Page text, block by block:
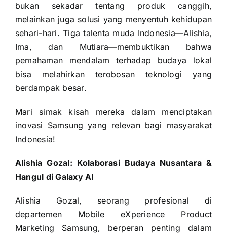
bukan sekadar tentang produk canggih,
melainkan juga solusi yang menyentuh kehidupan
sehari-hari. Tiga talenta muda Indonesia—Alishia,
Ima, dan Mutiara—membuktikan bahwa
pemahaman mendalam terhadap budaya lokal
bisa melahirkan terobosan teknologi yang
berdampak besar.
Mari simak kisah mereka dalam menciptakan
inovasi Samsung yang relevan bagi masyarakat
Indonesia!
Alishia Gozal: Kolaborasi Budaya Nusantara &
Hangul di Galaxy AI
Alishia Gozal, seorang profesional di
departemen Mobile eXperience Product
Marketing Samsung, berperan penting dalam